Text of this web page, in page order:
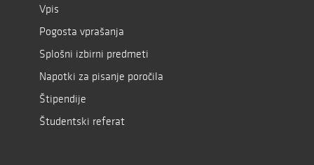
Vpis
Pogosta vprašanja
Splošni izbirni predmeti
Napotki za pisanje poročila
Štipendije
Študentski referat